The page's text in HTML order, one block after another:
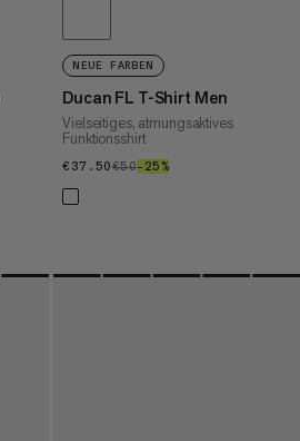
NEUE FARBEN
Ducan FL T-Shirt Men
Vielseitiges, atmungsaktives
Funktionsshirt
€37.50€37.50
€50€50
–25%25%